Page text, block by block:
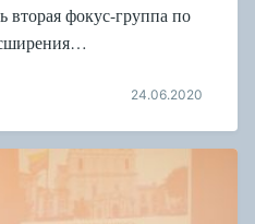
вторая фокус-группа по
24.06.2020